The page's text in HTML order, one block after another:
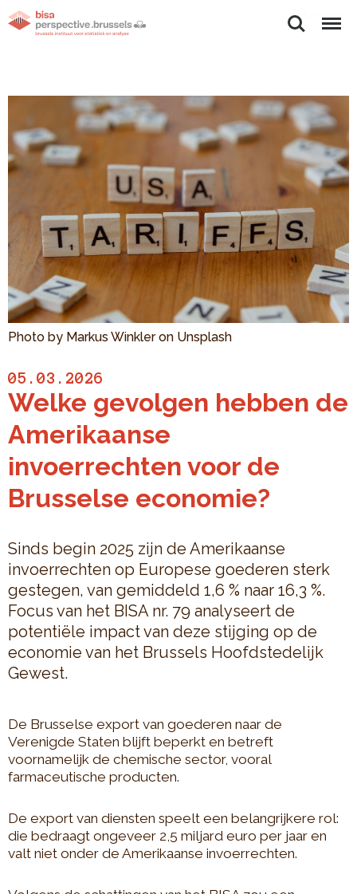
ZoekenMenu
Photo by Markus Winkler on Unsplash
05.03.2026
Welke gevolgen hebben de
Amerikaanse
invoerrechten voor de
Brusselse economie?
Sinds begin 2025 zijn de Amerikaanse
invoerrechten op Europese goederen sterk
gestegen, van gemiddeld 1,6 % naar 16,3 %.
Focus van het BISA nr. 79 analyseert de
potentiële impact van deze stijging op de
economie van het Brussels Hoofdstedelijk
Gewest.
De Brusselse export van goederen naar de
Verenigde Staten blijft beperkt en betreft
voornamelijk de chemische sector, vooral
farmaceutische producten.
De export van diensten speelt een belangrijkere rol:
die bedraagt ongeveer 2,5 miljard euro per jaar en
valt niet onder de Amerikaanse invoerrechten.